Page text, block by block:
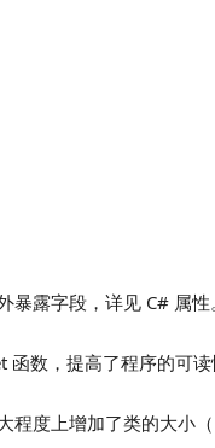
露字段，详见 C# 属性。
数，提高了程序的可读
程度上增加了类的大小